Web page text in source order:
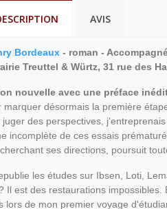
AVIS
Bordeaux - roman -
Treuttel & Würtz, 31 rue des
nouvelle avec une préface
marquer désormais la première
juger des perspectives,
incomplète de ces essais
ses directions, poursuit
les études sur Ibsen, Loti,
Il est des restaurations
lors de mon premier voyage